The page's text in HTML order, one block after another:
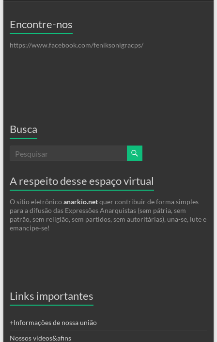
Encontre-nos
https://www.facebook.com/feniksonigracps/
Busca
A respeito desse espaço virtual
O sitio eletrônico anarkio.netquer contribuir de forma simples
para a difusão das Expressões Anarquistas (sem pátria, sem
patrão, sem religião, sem partidos, sem autoritárias), una-se, lute e
emancipe-se!
Links importantes
+Informações de nossa união
Nossos videos&afins